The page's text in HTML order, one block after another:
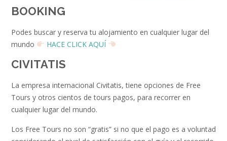
BOOKING
Podes buscar y reserva tu alojamiento en cualquier lugar del
mundo
HACE CLICK AQUÍ
CIVITATIS
La empresa internacional Civitatis, tiene opciones de Free
Tours y otros cientos de tours pagos, para recorrer en
cualquier lugar del mundo.
Los Free Tours no son “gratis” si no que el pago es a voluntad